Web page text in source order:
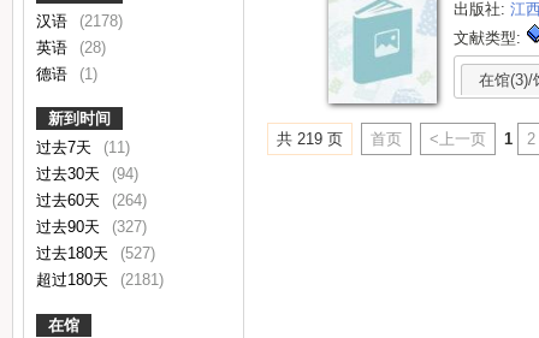
汉语
(2178)
英语
(28)
德语
(1)
新到时间
过去7天
(11)
过去30天
(94)
过去60天
(264)
过去90天
(327)
过去180天
(527)
超过180天
(2181)
在馆
出版社:江
文献类型:
在馆(3)/
共 219 页 首页 <上一页 1 2